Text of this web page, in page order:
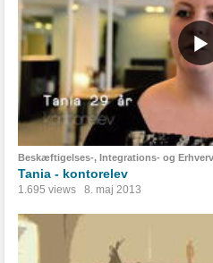
Beskæftigelses-, Integrations- og
Tania - kontorelev
1.695 views 8. maj 2013